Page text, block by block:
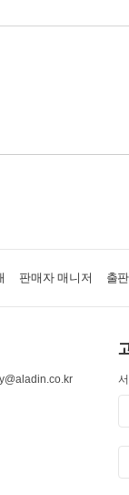
판매자 매니저 출